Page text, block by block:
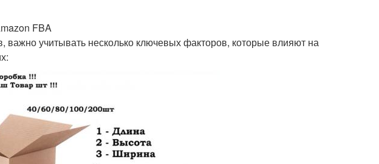
FBA
важно учитывать несколько ключевых факторов, которые влияют на